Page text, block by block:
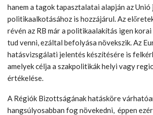
hanem a tagok tapasztalatai alapján az Unió
politikaalkotásához is hozzájárul. Az
révén az RB már a politikaalakítás igen
tud venni, ezáltal befolyása növekszik. Az
hatásvizsgálati jelentés készítésére is
amelyek célja a szakpolitikák helyi vagy
értékelése.
A Régiók Bizottságának hatásköre
hangsúlyosabban fog növekedni, éppen